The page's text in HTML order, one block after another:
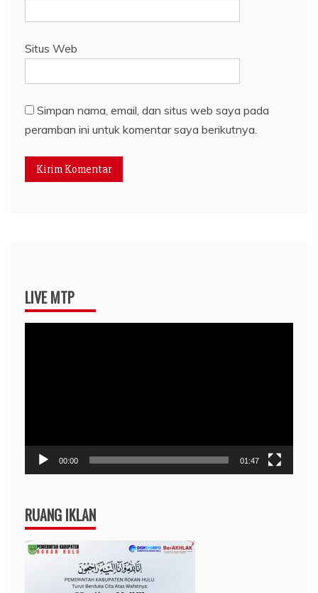
Situs Web
Simpan nama, email, dan situs web saya pada
peramban ini untuk komentar saya berikutnya.
LIVE MTP
00:00 01:47
RUANG IKLAN